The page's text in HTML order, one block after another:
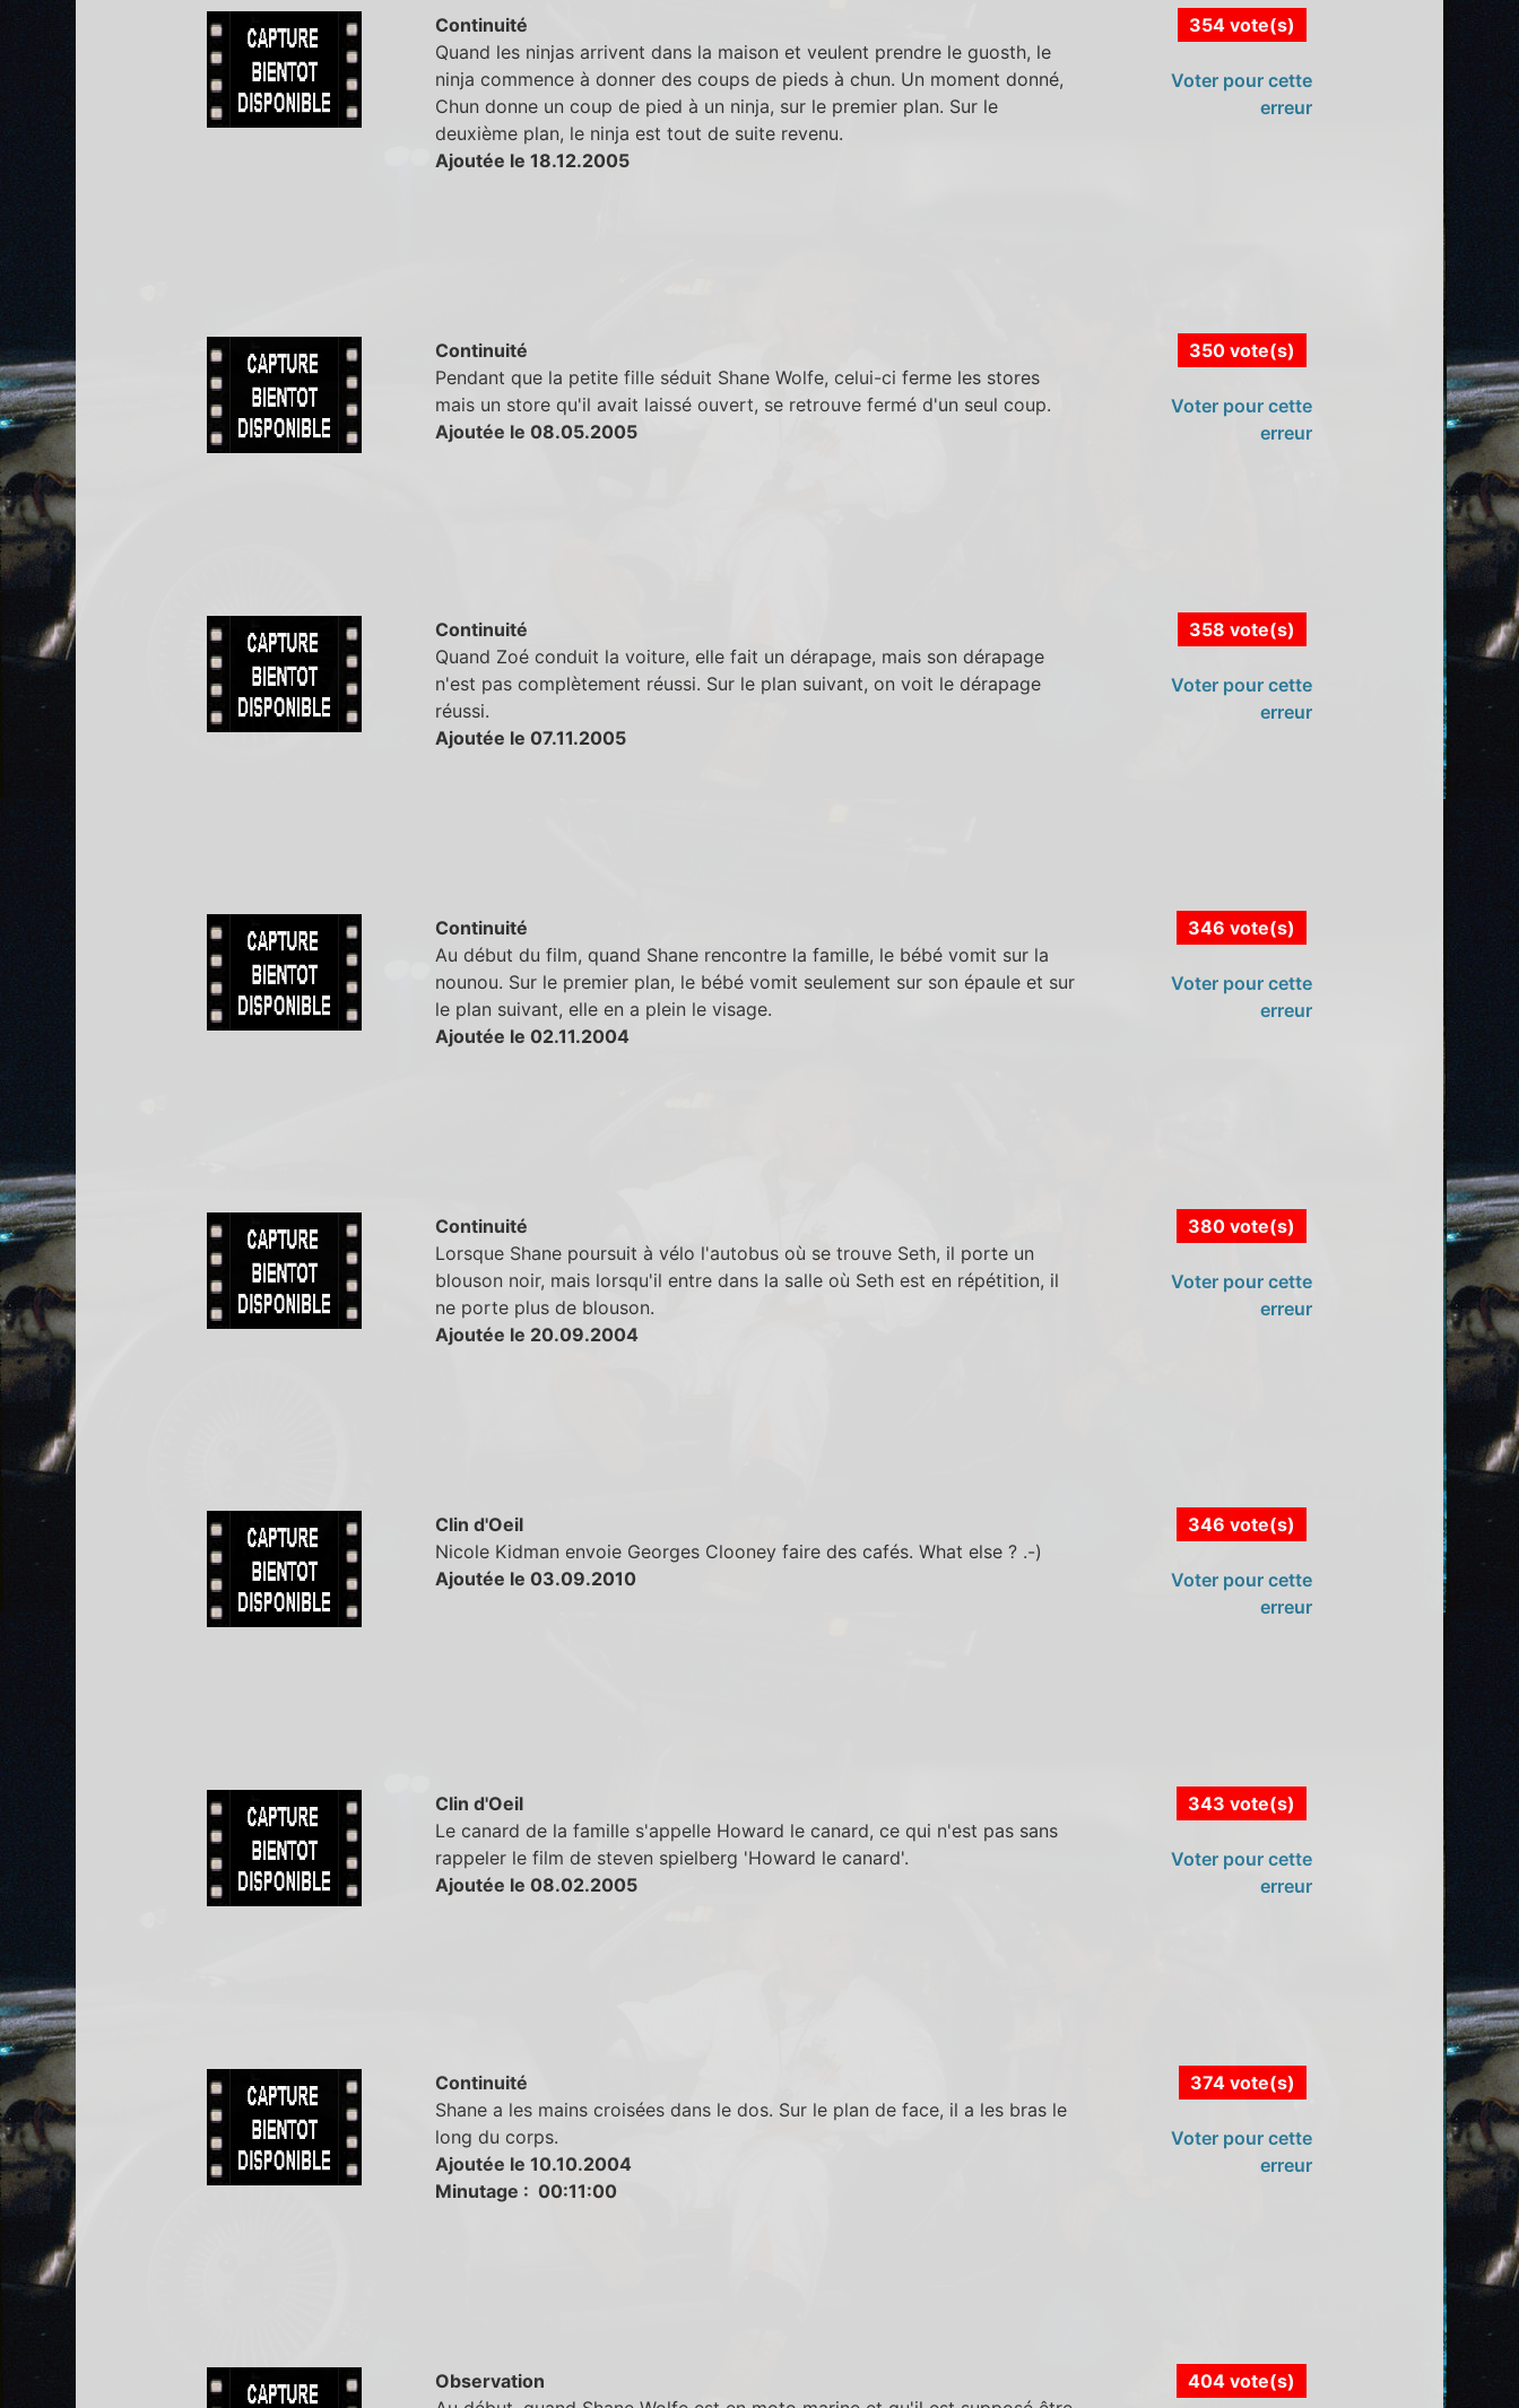
Continuité
Quand les ninjas arrivent dans la maison et veulent prendre le guosth, le
ninja commence à donner des coups de pieds à chun. Un moment donné,
Chun donne un coup de pied à un ninja, sur le premier plan. Sur le
deuxième plan, le ninja est tout de suite revenu.
Ajoutée le 18.12.2005
354 vote(s)
Voter pour cette
erreur
Continuité
Pendant que la petite fille séduit Shane Wolfe, celui-ci ferme les stores
mais un store qu'il avait laissé ouvert, se retrouve fermé d'un seul coup.
Ajoutée le 08.05.2005
350 vote(s)
Voter pour cette
erreur
Continuité
Quand Zoé conduit la voiture, elle fait un dérapage, mais son dérapage
n'est pas complètement réussi. Sur le plan suivant, on voit le dérapage
réussi.
Ajoutée le 07.11.2005
358 vote(s)
Voter pour cette
erreur
Continuité
Au début du film, quand Shane rencontre la famille, le bébé vomit sur la
nounou. Sur le premier plan, le bébé vomit seulement sur son épaule et sur
le plan suivant, elle en a plein le visage.
Ajoutée le 02.11.2004
346 vote(s)
Voter pour cette
erreur
Continuité
Lorsque Shane poursuit à vélo l'autobus où se trouve Seth, il porte un
blouson noir, mais lorsqu'il entre dans la salle où Seth est en répétition, il
ne porte plus de blouson.
Ajoutée le 20.09.2004
380 vote(s)
Voter pour cette
erreur
Clin d'Oeil
Nicole Kidman envoie Georges Clooney faire des cafés. What else ? .-)
Ajoutée le 03.09.2010
346 vote(s)
Voter pour cette
erreur
Clin d'Oeil
Le canard de la famille s'appelle Howard le canard, ce qui n'est pas sans
rappeler le film de steven spielberg 'Howard le canard'.
Ajoutée le 08.02.2005
343 vote(s)
Voter pour cette
erreur
Continuité
Shane a les mains croisées dans le dos. Sur le plan de face, il a les bras le
long du corps.
Ajoutée le 10.10.2004
Minutage : 00:11:00
374 vote(s)
Voter pour cette
erreur
Observation
404 vote(s)